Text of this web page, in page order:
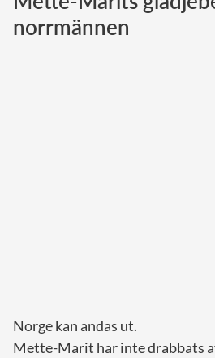
norrmännen
Norge kan andas ut.
Mette-Marit har inte drabbats